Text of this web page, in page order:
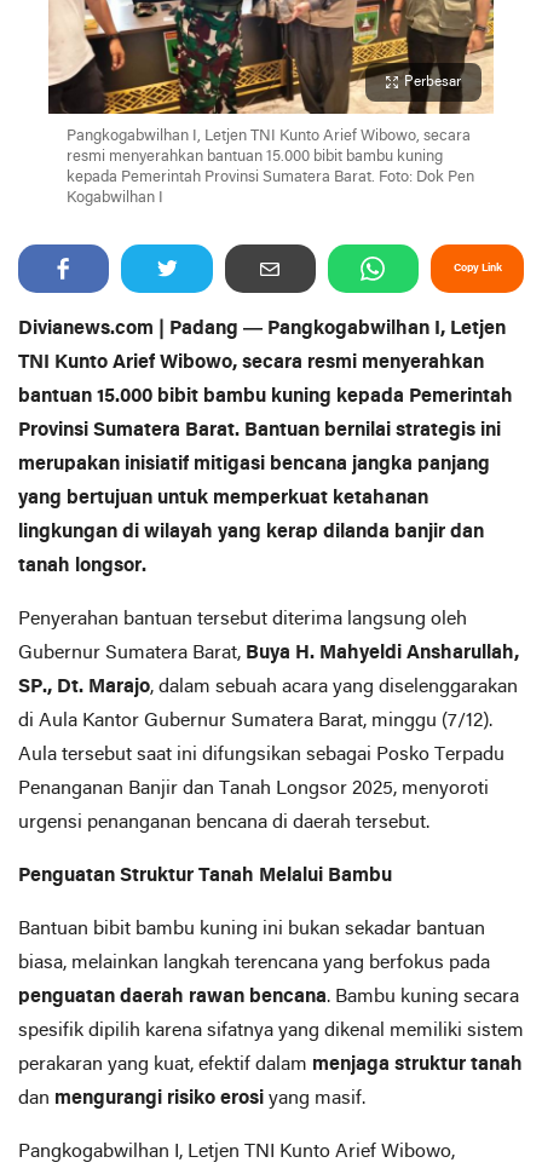
Perbesar
Pangkogabwilhan I, Letjen TNI Kunto Arief Wibowo, secara
resmi menyerahkan bantuan 15.000 bibit bambu kuning
kepada Pemerintah Provinsi Sumatera Barat. Foto: Dok Pen
Kogabwilhan I
Copy Link
Divianews.com | Padang — Pangkogabwilhan I, Letjen
TNI Kunto Arief Wibowo, secara resmi menyerahkan
bantuan 15.000 bibit bambu kuning kepada Pemerintah
Provinsi Sumatera Barat. Bantuan bernilai strategis ini
merupakan inisiatif mitigasi bencana jangka panjang
yang bertujuan untuk memperkuat ketahanan
lingkungan di wilayah yang kerap dilanda banjir dan
tanah longsor.
Penyerahan bantuan tersebut diterima langsung oleh
Gubernur Sumatera Barat, Buya H. Mahyeldi Ansharullah,
SP., Dt. Marajo, dalam sebuah acara yang diselenggarakan
di Aula Kantor Gubernur Sumatera Barat, minggu (7/12).
Aula tersebut saat ini difungsikan sebagai Posko Terpadu
Penanganan Banjir dan Tanah Longsor 2025, menyoroti
urgensi penanganan bencana di daerah tersebut.
Penguatan Struktur Tanah Melalui Bambu
Bantuan bibit bambu kuning ini bukan sekadar bantuan
biasa, melainkan langkah terencana yang berfokus pada
penguatan daerah rawan bencana. Bambu kuning secara
spesifik dipilih karena sifatnya yang dikenal memiliki sistem
perakaran yang kuat, efektif dalam menjaga struktur tanah
dan mengurangi risiko erosi yang masif.
Pangkogabwilhan I, Letjen TNI Kunto Arief Wibowo,